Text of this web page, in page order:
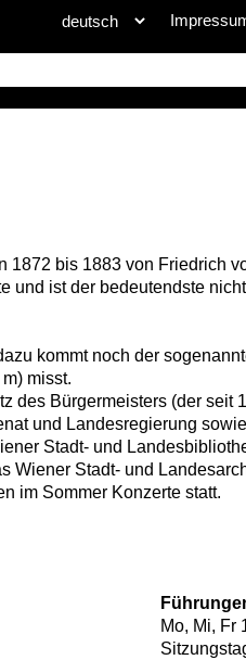
1872 bis 1883 von Friedrich
und ist der bedeutendste
kommt noch der
misst.
des Bürgermeisters (der seit
und Landesregierung
Stadt- und
Wiener Stadt- und
im Sommer Konzerte statt.
Mo, Mi, Fr